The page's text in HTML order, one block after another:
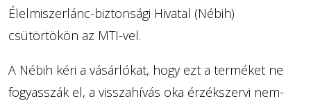
Élelmiszerlánc-biztonsági Hivatal (Nébih)
csütörtökön az MTI-vel.
A Nébih kéri a vásárlókat, hogy ezt a terméket ne
fogyasszák el, a visszahívás oka érzékszervi nem-